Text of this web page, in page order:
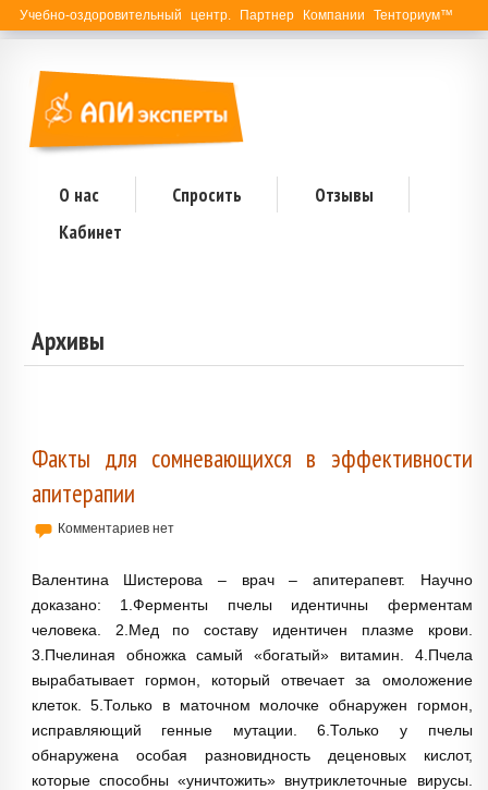
Учебно-оздоровительный центр. Партнер Компании Тенториум™
О нас Спросить
Отзывы
Кабинет
Архивы
Факты для сомневающихся в эффективности
апитерапии
Комментариев нет
Валентина Шистерова – врач – апитерапевт. Научно
доказано: 1.Ферменты пчелы идентичны ферментам
человека. 2.Мед по составу идентичен плазме крови.
3.Пчелиная обножка самый «богатый» витамин. 4.Пчела
вырабатывает гормон, который отвечает за омоложение
клеток. 5.Только в маточном молочке обнаружен гормон,
исправляющий генные мутации. 6.Только у пчелы
обнаружена особая разновидность деценовых кислот,
которые способны «уничтожить» внутриклеточные вирусы.